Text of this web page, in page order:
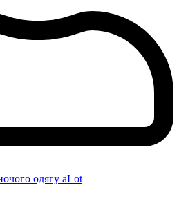
одягу aLot